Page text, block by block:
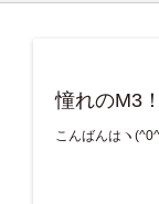
憧れのM3！
こんばんはヽ